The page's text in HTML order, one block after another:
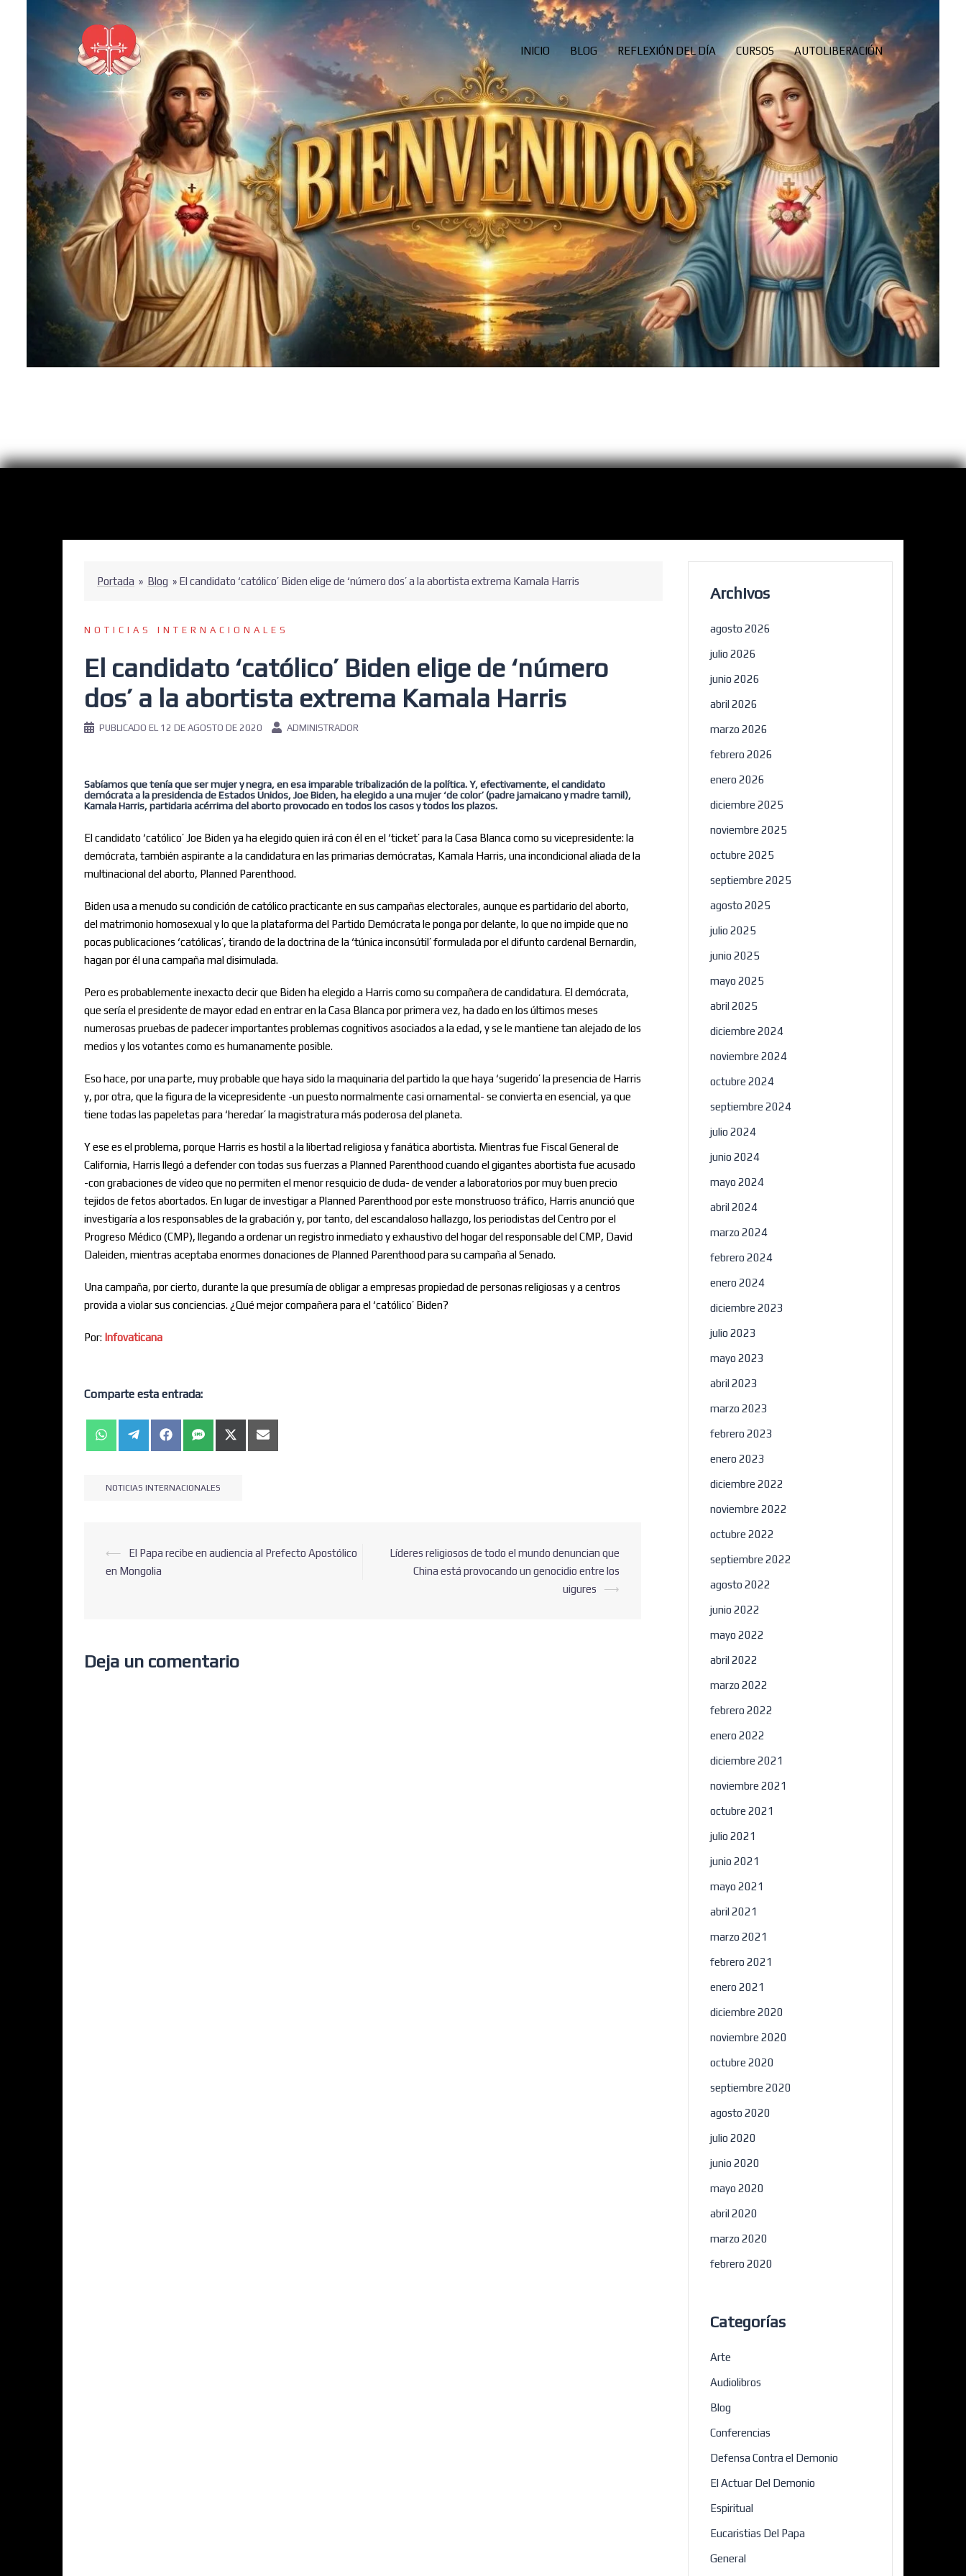
INICIO BLOG REFLEXIÓN DEL DÍA CURSOS AUTOLIBERACIÓN
Portada » Blog » El candidato ‘católico’ Biden elige de ‘número dos’ a la abortista extrema Kamala Harris
NOTICIAS INTERNACIONALES
El candidato ‘católico’ Biden elige de ‘número
dos’ a la abortista extrema Kamala Harris
PUBLICADO EL 12 DE AGOSTO DE 2020 ADMINISTRADOR
Sabíamos que tenía que ser mujer y negra, en esa imparable tribalización de la política. Y, efectivamente, el candidato
demócrata a la presidencia de Estados Unidos, Joe Biden, ha elegido a una mujer ‘de color’ (padre jamaicano y madre tamil),
Kamala Harris, partidaria acérrima del aborto provocado en todos los casos y todos los plazos.
El candidato ‘católico’ Joe Biden ya ha elegido quien irá con él en el ‘ticket’ para la Casa Blanca como su vicepresidente: la
demócrata, también aspirante a la candidatura en las primarias demócratas, Kamala Harris, una incondicional aliada de la
multinacional del aborto, Planned Parenthood.
Biden usa a menudo su condición de católico practicante en sus campañas electorales, aunque es partidario del aborto,
del matrimonio homosexual y lo que la plataforma del Partido Demócrata le ponga por delante, lo que no impide que no
pocas publicaciones ‘católicas’, tirando de la doctrina de la ‘túnica inconsútil’ formulada por el difunto cardenal Bernardin,
hagan por él una campaña mal disimulada.
Pero es probablemente inexacto decir que Biden ha elegido a Harris como su compañera de candidatura. El demócrata,
que sería el presidente de mayor edad en entrar en la Casa Blanca por primera vez, ha dado en los últimos meses
numerosas pruebas de padecer importantes problemas cognitivos asociados a la edad, y se le mantiene tan alejado de los
medios y los votantes como es humanamente posible.
Eso hace, por una parte, muy probable que haya sido la maquinaria del partido la que haya ‘sugerido’ la presencia de Harris
y, por otra, que la figura de la vicepresidente -un puesto normalmente casi ornamental- se convierta en esencial, ya que
tiene todas las papeletas para ‘heredar’ la magistratura más poderosa del planeta.
Y ese es el problema, porque Harris es hostil a la libertad religiosa y fanática abortista. Mientras fue Fiscal General de
California, Harris llegó a defender con todas sus fuerzas a Planned Parenthood cuando el gigantes abortista fue acusado
-con grabaciones de vídeo que no permiten el menor resquicio de duda- de vender a laboratorios por muy buen precio
tejidos de fetos abortados. En lugar de investigar a Planned Parenthood por este monstruoso tráfico, Harris anunció que
investigaría a los responsables de la grabación y, por tanto, del escandaloso hallazgo, los periodistas del Centro por el
Progreso Médico (CMP), llegando a ordenar un registro inmediato y exhaustivo del hogar del responsable del CMP, David
Daleiden, mientras aceptaba enormes donaciones de Planned Parenthood para su campaña al Senado.
Una campaña, por cierto, durante la que presumía de obligar a empresas propiedad de personas religiosas y a centros
provida a violar sus conciencias. ¿Qué mejor compañera para el ‘católico’ Biden?
Por: Infovaticana
Comparte esta entrada:
NOTICIAS INTERNACIONALES
⟵
El Papa recibe en audiencia al Prefecto Apostólico
en Mongolia
Líderes religiosos de todo el mundo denuncian que
China está provocando un genocidio entre los
uigures
⟶
Deja un comentario
Archivos
agosto 2026
julio 2026
junio 2026
abril 2026
marzo 2026
febrero 2026
enero 2026
diciembre 2025
noviembre 2025
octubre 2025
septiembre 2025
agosto 2025
julio 2025
junio 2025
mayo 2025
abril 2025
diciembre 2024
noviembre 2024
octubre 2024
septiembre 2024
julio 2024
junio 2024
mayo 2024
abril 2024
marzo 2024
febrero 2024
enero 2024
diciembre 2023
julio 2023
mayo 2023
abril 2023
marzo 2023
febrero 2023
enero 2023
diciembre 2022
noviembre 2022
octubre 2022
septiembre 2022
agosto 2022
junio 2022
mayo 2022
abril 2022
marzo 2022
febrero 2022
enero 2022
diciembre 2021
noviembre 2021
octubre 2021
julio 2021
junio 2021
mayo 2021
abril 2021
marzo 2021
febrero 2021
enero 2021
diciembre 2020
noviembre 2020
octubre 2020
septiembre 2020
agosto 2020
julio 2020
junio 2020
mayo 2020
abril 2020
marzo 2020
febrero 2020
Categorías
Arte
Audiolibros
Blog
Conferencias
Defensa Contra el Demonio
El Actuar Del Demonio
Espiritual
Eucaristias Del Papa
General
Correo electrónico*